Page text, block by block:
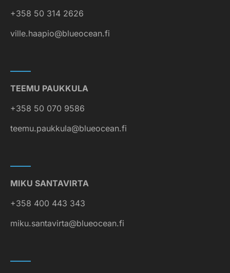
+358 50 314 2626
ville.haapio@blueocean.fi
TEEMU PAUKKULA
+358 50 070 9586
teemu.paukkula@blueocean.fi
MIKU SANTAVIRTA
+358 400 443 343
miku.santavirta@blueocean.fi